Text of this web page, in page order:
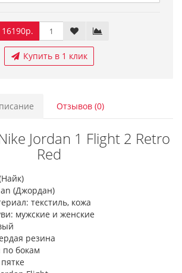
16190р.
Купить в 1 клик
Отзывов (0)
Jordan 1 Flight 2 Retro
Red
(Джордан)
текстиль, кожа
мужские и женские
резина
бокам